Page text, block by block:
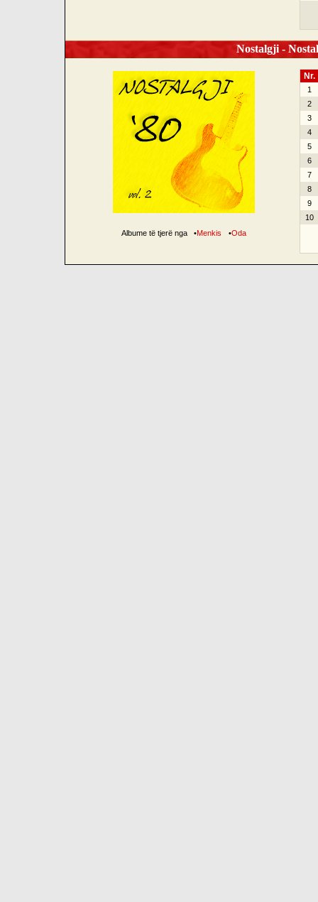
Nostalgji -
Albume të tjerë nga •Menkis •Oda
Nr.
1
2
3
4
5
6
7
8
9
10